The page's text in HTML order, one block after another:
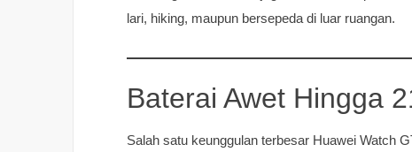
lari, hiking, maupun bersepeda di luar ruangan.
Baterai Awet Hingga
Salah satu keunggulan terbesar Huawei Watch